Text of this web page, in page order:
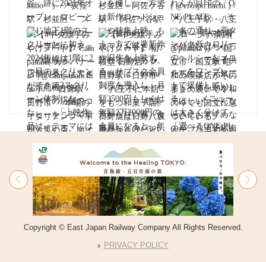
Copyright © East Japan Railway Company All Rights Reserved.
PRIVACY POLICY